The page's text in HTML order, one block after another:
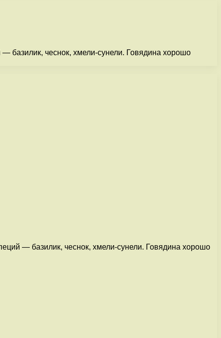
базилик, чеснок, хмели-сунели. Говядина хорошо
— базилик, чеснок, хмели-сунели. Говядина хорошо